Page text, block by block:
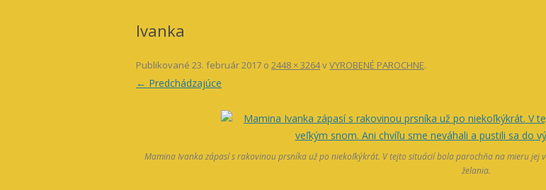
Ivanka
Publikované 23. február 2017 o 2448 × 3264vVYROBENÉ PAROCHNE.
← Predchádzajúce
Mamina Ivanka zápasí s rakovinou prsníka už po niekoľkýkrát. V tejto situácií bola parochňa na mieru jej
želania.